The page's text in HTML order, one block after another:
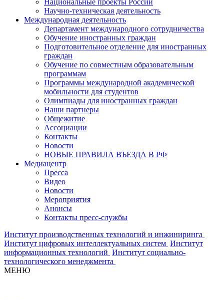
Национальные проекты России
Научно-техническая деятельность
Международная деятельность
Департамент международного сотрудничества
Обучение иностранных граждан
Подготовительное отделение для иностранных
граждан
Обучение по совместным образовательным
программам
Программы международной академической
мобильности для студентов
Олимпиады для иностранных граждан
Наши партнеры
Общежитие
Ассоциации
Контакты
Новости
НОВЫЕ ПРАВИЛА ВЪЕЗДА В РФ
Медиацентр
Пресса
Видео
Новости
Мероприятия
Анонсы
Контакты пресс-службы
Институт производственных технологий и инжиниринга
Институт цифровых интеллектуальных систем Институт
информационных технологий Институт социально-
технологического менеджмента
МЕНЮ